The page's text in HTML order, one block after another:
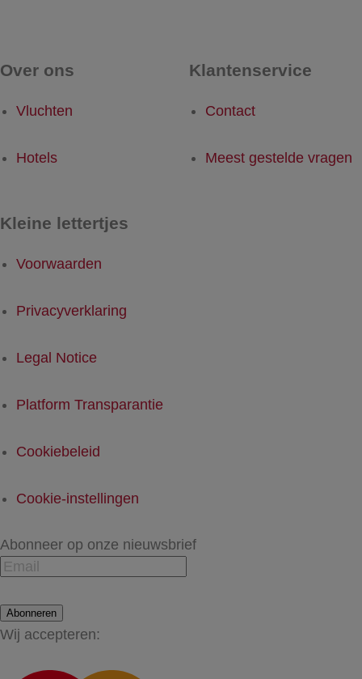
Over ons
Vluchten
Hotels
Klantenservice
Contact
Meest gestelde vragen
Kleine lettertjes
Voorwaarden
Privacyverklaring
Legal Notice
Platform Transparantie
Cookiebeleid
Cookie-instellingen
Abonneer op onze nieuwsbrief
Abonneren
Wij accepteren: